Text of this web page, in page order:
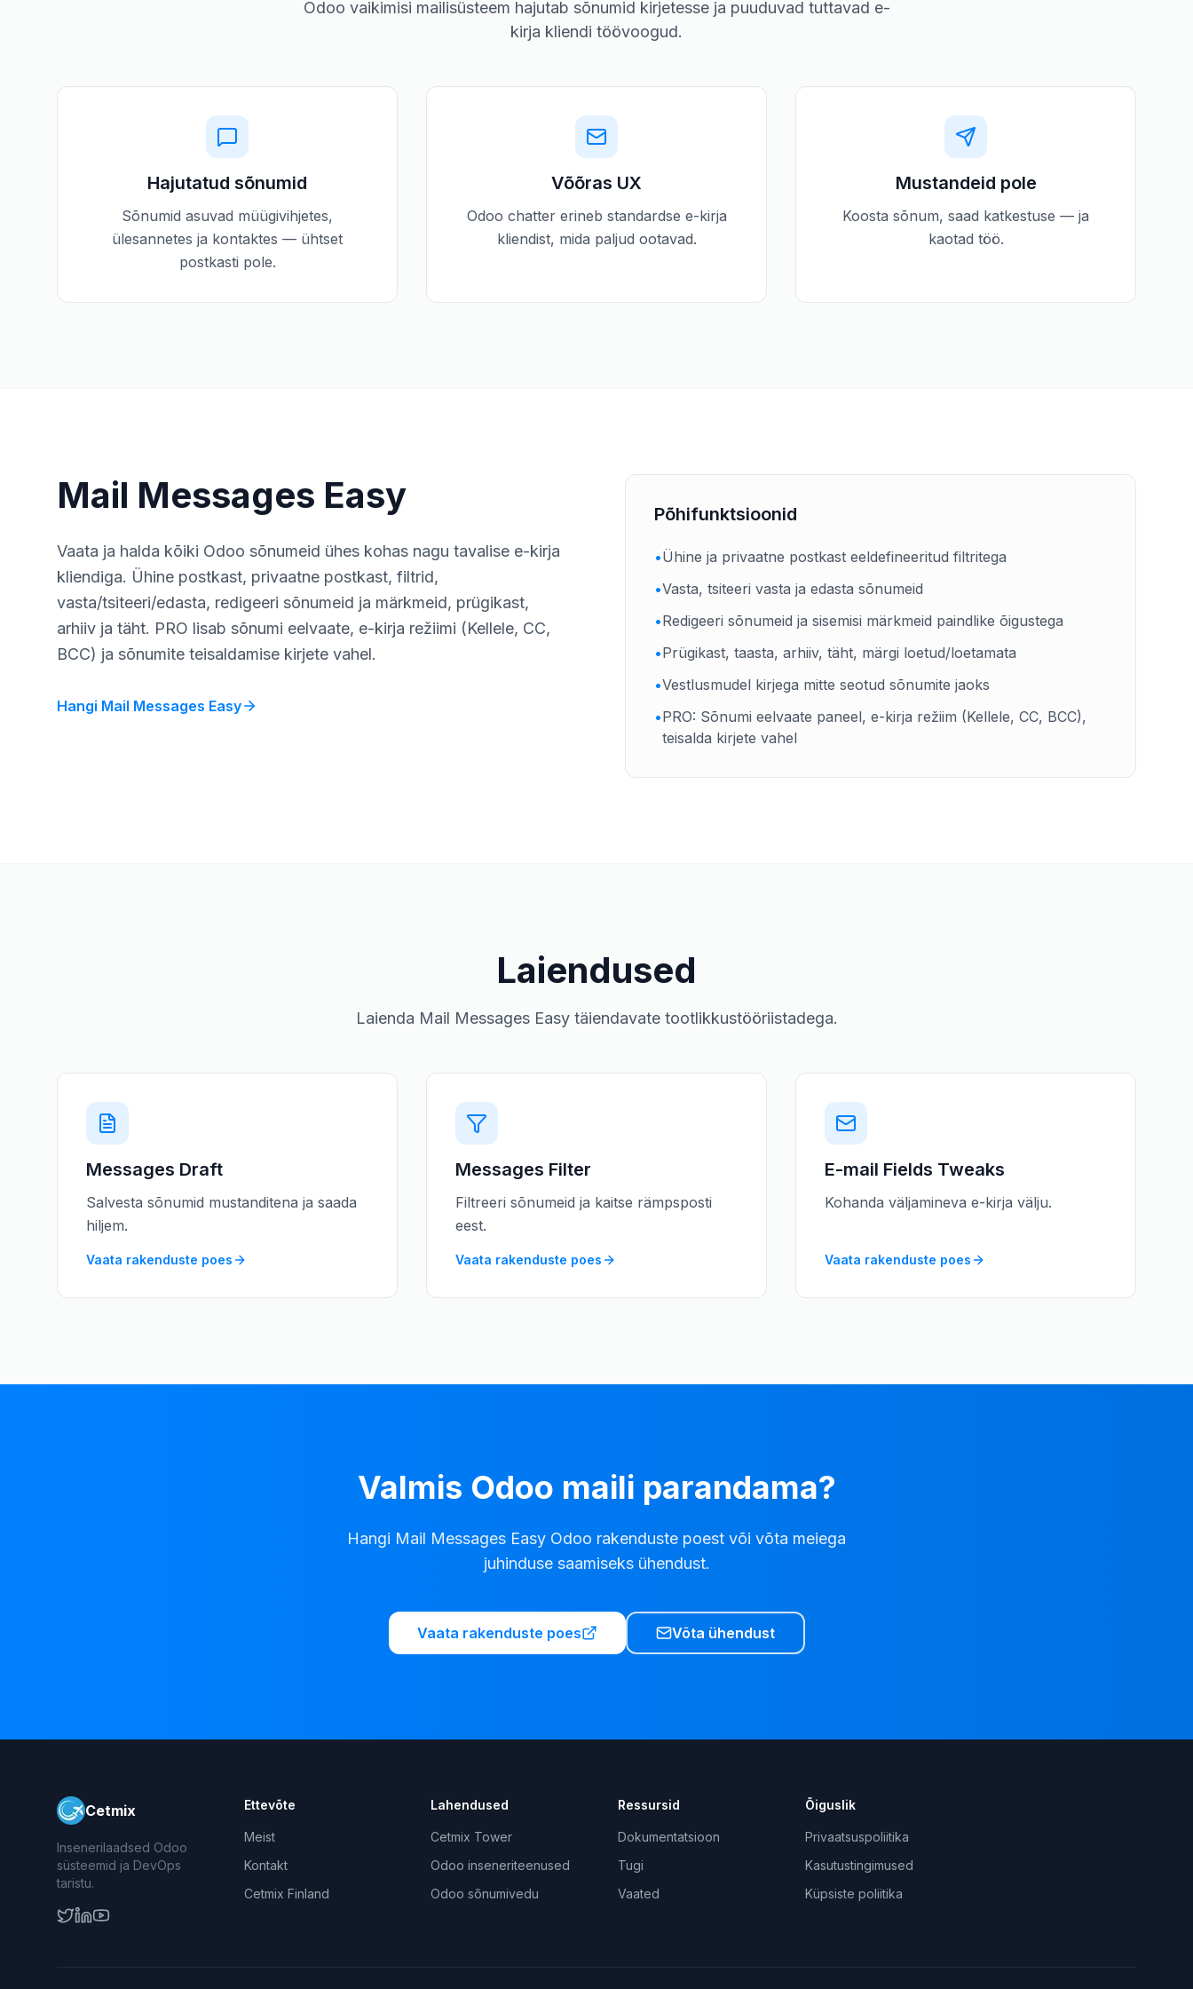
Odoo vaikimisi mailisüsteem hajutab sõnumid kirjetesse ja puuduvad tuttavad e-
kirja kliendi töövoogud.
Hajutatud sõnumid
Sõnumid asuvad müügivihjetes,
ülesannetes ja kontaktes — ühtset
postkasti pole.
Võõras UX
Odoo chatter erineb standardse e-kirja
kliendist, mida paljud ootavad.
Mustandeid pole
Koosta sõnum, saad katkestuse — ja
kaotad töö.
Mail Messages Easy
Vaata ja halda kõiki Odoo sõnumeid ühes kohas nagu tavalise e-kirja
kliendiga. Ühine postkast, privaatne postkast, filtrid,
vasta/tsiteeri/edasta, redigeeri sõnumeid ja märkmeid, prügikast,
arhiiv ja täht. PRO lisab sõnumi eelvaate, e-kirja režiimi (Kellele, CC,
BCC) ja sõnumite teisaldamise kirjete vahel.
Hangi Mail Messages Easy
Põhifunktsioonid
•Ühine ja privaatne postkast eeldefineeritud filtritega
•Vasta, tsiteeri vasta ja edasta sõnumeid
•Redigeeri sõnumeid ja sisemisi märkmeid paindlike õigustega
•Prügikast, taasta, arhiiv, täht, märgi loetud/loetamata
•Vestlusmudel kirjega mitte seotud sõnumite jaoks
•PRO: Sõnumi eelvaate paneel, e-kirja režiim (Kellele, CC, BCC),
teisalda kirjete vahel
Laiendused
Laienda Mail Messages Easy täiendavate tootlikkustööriistadega.
Messages Draft
Salvesta sõnumid mustanditena ja saada
hiljem.
Vaata rakenduste poes
Messages Filter
Filtreeri sõnumeid ja kaitse rämpsposti
eest.
Vaata rakenduste poes
E-mail Fields Tweaks
Kohanda väljamineva e-kirja välju.
Vaata rakenduste poes
Valmis Odoo maili parandama?
Hangi Mail Messages Easy Odoo rakenduste poest või võta meiega
juhinduse saamiseks ühendust.
Vaata rakenduste poes Võta ühendust
Cetmix
Insenerilaadsed Odoo
süsteemid ja DevOps
taristu.
Ettevõte
Meist
Kontakt
Cetmix Finland
Lahendused
Cetmix Tower
Odoo inseneriteenused
Odoo sõnumivedu
Ressursid
Dokumentatsioon
Tugi
Vaated
Õiguslik
Privaatsuspoliitika
Kasutustingimused
Küpsiste poliitika